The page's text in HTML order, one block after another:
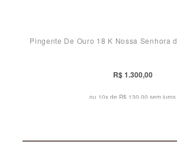
Pingente De Ouro 18 K Nossa Senhora
R$ 1.300,00
ou 10x de R$ 130,00 sem juros